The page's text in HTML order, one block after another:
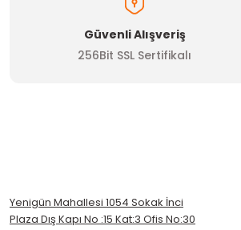
Güvenli Alışveriş
256Bit SSL Sertifikalı
Yenigün Mahallesi 1054 Sokak İnci
Plaza Dış Kapı No :15 Kat:3 Ofis No:30